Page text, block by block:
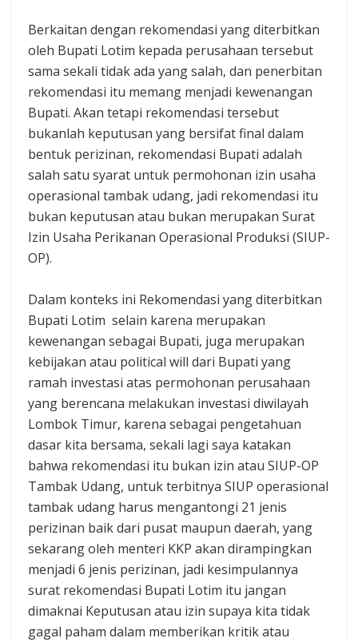
Berkaitan dengan rekomendasi yang diterbitkan
oleh Bupati Lotim kepada perusahaan tersebut
sama sekali tidak ada yang salah, dan penerbitan
rekomendasi itu memang menjadi kewenangan
Bupati. Akan tetapi rekomendasi tersebut
bukanlah keputusan yang bersifat final dalam
bentuk perizinan, rekomendasi Bupati adalah
salah satu syarat untuk permohonan izin usaha
operasional tambak udang, jadi rekomendasi itu
bukan keputusan atau bukan merupakan Surat
Izin Usaha Perikanan Operasional Produksi (SIUP-
OP).
Dalam konteks ini Rekomendasi yang diterbitkan
Bupati Lotim selain karena merupakan
kewenangan sebagai Bupati, juga merupakan
kebijakan atau political will dari Bupati yang
ramah investasi atas permohonan perusahaan
yang berencana melakukan investasi diwilayah
Lombok Timur, karena sebagai pengetahuan
dasar kita bersama, sekali lagi saya katakan
bahwa rekomendasi itu bukan izin atau SIUP-OP
Tambak Udang, untuk terbitnya SIUP operasional
tambak udang harus mengantongi 21 jenis
perizinan baik dari pusat maupun daerah, yang
sekarang oleh menteri KKP akan dirampingkan
menjadi 6 jenis perizinan, jadi kesimpulannya
surat rekomendasi Bupati Lotim itu jangan
dimaknai Keputusan atau izin supaya kita tidak
gagal paham dalam memberikan kritik atau